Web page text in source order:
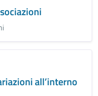
all’interno